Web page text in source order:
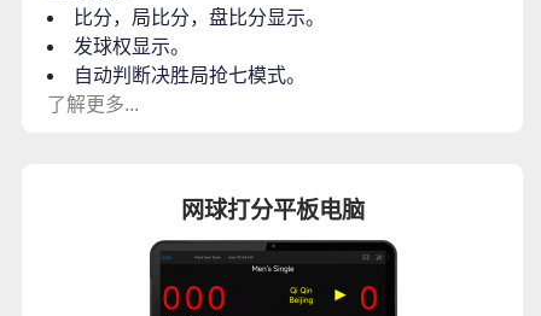
比分，局比分，盘比分显示。
发球权显示。
自动判断决胜局抢七模式。
了解更多...
网球打分平板电脑